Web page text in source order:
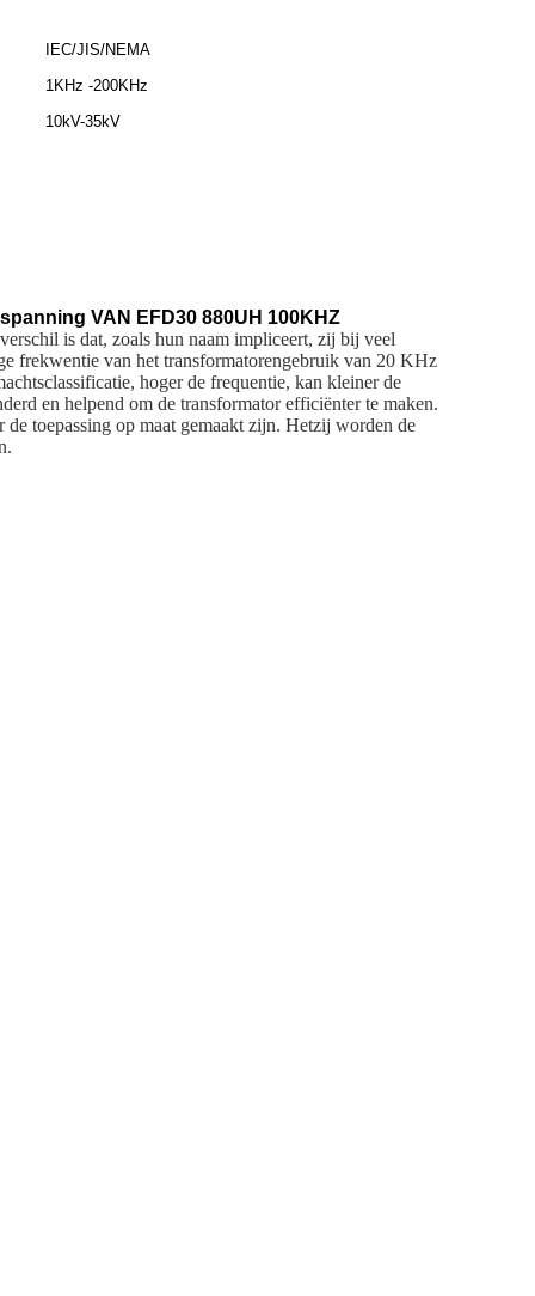
IEC/JIS/NEMA
1KHz -200KHz
10kV-35kV
VAN EFD30 880UH 100KHZ
is dat, zoals hun naam impliceert, zij bij veel
frekwentie van het transformatorengebruik van 20 KHz
hoger de frequentie, kan kleiner de
en helpend om de transformator efficiënter te maken.
toepassing op maat gemaakt zijn. Hetzij worden de